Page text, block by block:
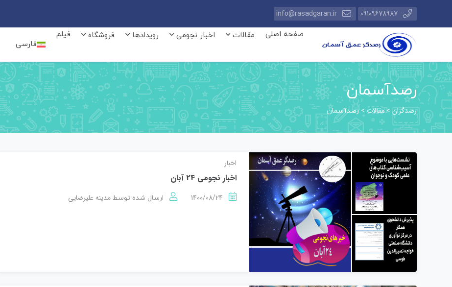
09109678987
info@rasadgaran.ir
صفحه اصلی مقالات اخبار نجومی رویدادها فروشگاه
فیلم
فارسی
رصدآسمان
رصدگران >مقالات >رصدآسمان
اخبار
اخبار نجومی 24 آبان
1400/08/24 ارسال شده توسط مدینه علیرضایی